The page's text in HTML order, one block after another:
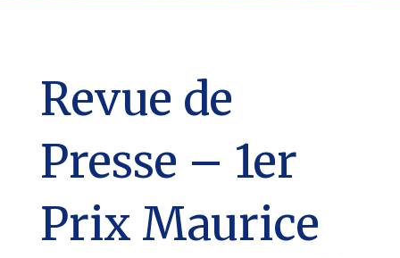
Revue de
Presse – 1er
Prix Maurice